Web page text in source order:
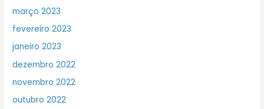
março 2023
fevereiro 2023
janeiro 2023
dezembro 2022
novembro 2022
outubro 2022